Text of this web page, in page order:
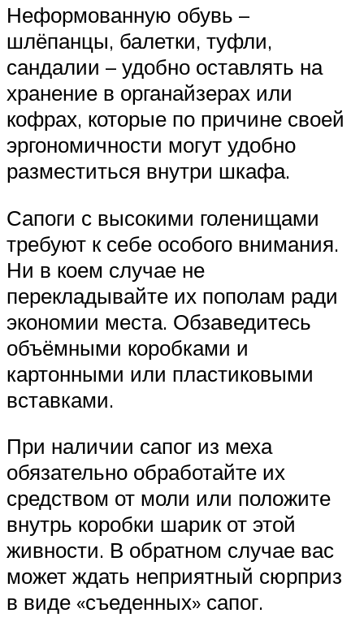
Неформованную обувь –
шлёпанцы, балетки, туфли,
сандалии – удобно оставлять на
хранение в органайзерах или
кофрах, которые по причине своей
эргономичности могут удобно
разместиться внутри шкафа.
Сапоги с высокими голенищами
требуют к себе особого внимания.
Ни в коем случае не
перекладывайте их пополам ради
экономии места. Обзаведитесь
объёмными коробками и
картонными или пластиковыми
вставками.
При наличии сапог из меха
обязательно обработайте их
средством от моли или положите
внутрь коробки шарик от этой
живности. В обратном случае вас
может ждать неприятный сюрприз
в виде «съеденных» сапог.